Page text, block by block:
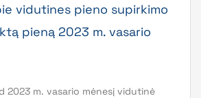
vidutines pieno supirkimo
pieną 2023 m. vasario
2023 m. vasario mėnesį vidutinė